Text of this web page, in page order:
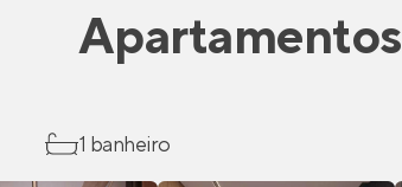
Apartamentos
1 banheiro